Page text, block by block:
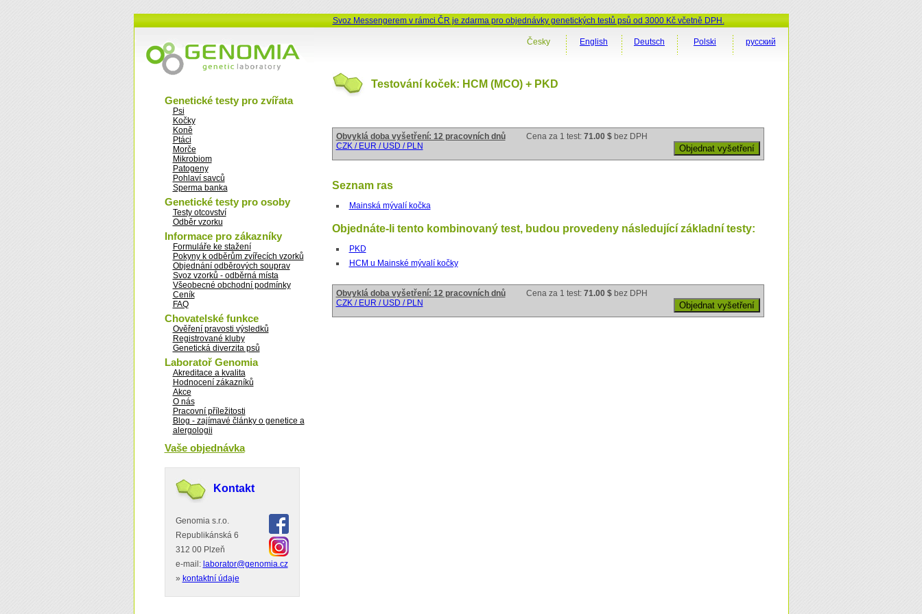
Svoz Messengerem v rámci ČR je zdarma pro objednávky genetických testů psů od 3000 Kč včetně DPH.
Genetické testy pro zvířata
Psi
Kočky
Koně
Ptáci
Morče
Mikrobiom
Patogeny
Pohlaví savců
Sperma banka
Genetické testy pro osoby
Testy otcovství
Odběr vzorku
Informace pro zákazníky
Formuláře ke stažení
Pokyny k odběrům zvířecích vzorků
Objednání odběrových souprav
Svoz vzorků - odběrná místa
Všeobecné obchodní podmínky
Ceník
FAQ
Chovatelské funkce
Ověření pravosti výsledků
Registrované kluby
Genetická diverzita psů
Laboratoř Genomia
Akreditace a kvalita
Hodnocení zákazníků
Akce
O nás
Pracovní příležitosti
Blog - zajímavé články o genetice a
alergologii
Vaše objednávka
Kontakt
Genomia s.r.o.
Republikánská 6
312 00 Plzeň
e-mail: laborator@genomia.cz
» kontaktní údaje
русский
Polski
Deutsch
English
Česky
Testování koček: HCM (MCO) + PKD
Obvyklá doba vyšetření: 12 pracovních dnů Cena za 1 test: 71.00 $ bez DPH
CZK / EUR / USD / PLN
Seznam ras
Mainská mývalí kočka
Objednáte-li tento kombinovaný test, budou provedeny následující základní testy:
PKD
HCM u Mainské mývalí kočky
Obvyklá doba vyšetření: 12 pracovních dnů Cena za 1 test: 71.00 $ bez DPH
CZK / EUR / USD / PLN